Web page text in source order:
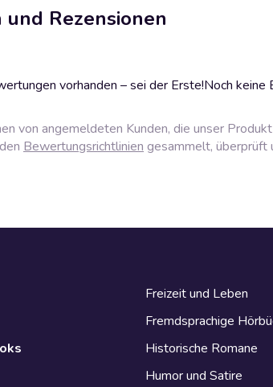
Rezensionen
vorhanden – sei der Erste!Noch keine
von angemeldeten Kunden, die unser
Bewertungsrichtlinien gesammelt, überprüft
Freizeit und Leben
Fremdsprachige
Historische Romane
Humor und Satire